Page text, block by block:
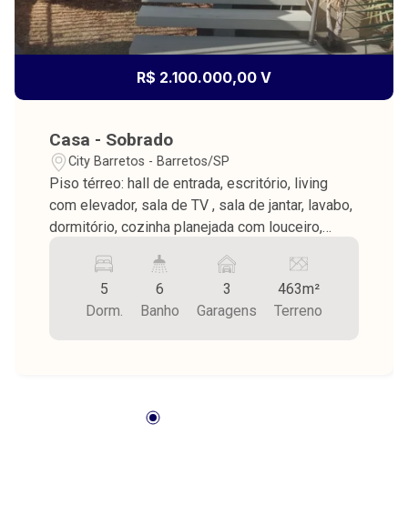
R$ 2.100.000,00 V
Casa - Sobrado
City Barretos - Barretos/SP
Piso térreo: hall de entrada, escritório, living
com elevador, sala de TV , sala de jantar, lavabo,
dormitório, cozinha planejada com louceiro,
dormitórios sendo 2 suites com closet (1 suíte
com terraço, 1 dormitório com closet), banheiro
social, varanda gourmet com balcão,
portão eletronico, energia fotovoltaica e
5
Dorm.
6
Banho
3
Garagens
463m²
Terreno